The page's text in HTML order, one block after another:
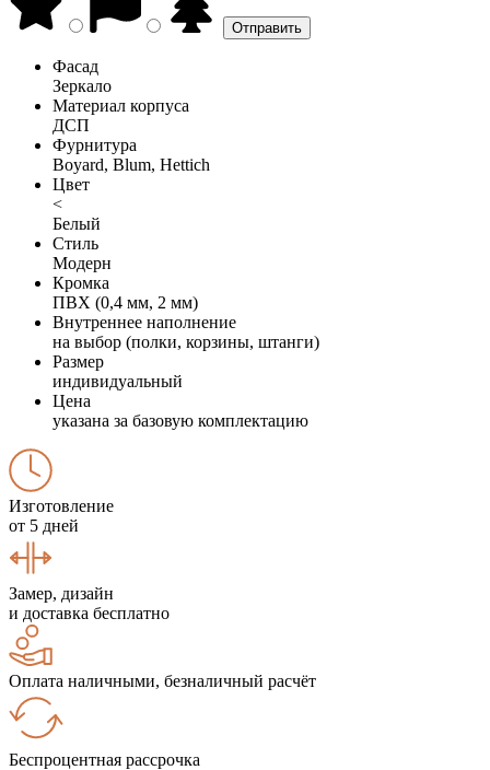
Фасад
Зеркало
Материал корпуса
ДСП
Фурнитура
Boyard, Blum, Hettich
Цвет
<
Белый
Стиль
Модерн
Кромка
ПВХ (0,4 мм, 2 мм)
Внутреннее наполнение
на выбор (полки, корзины, штанги)
Размер
индивидуальный
Цена
указана за базовую комплектацию
Изготовление
от 5 дней
Замер, дизайн
и доставка бесплатно
Оплата наличными, безналичный расчёт
Беспроцентная рассрочка